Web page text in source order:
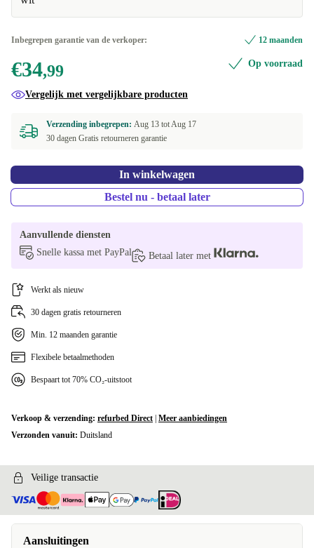
Inbegrepen garantie van de verkoper: 12 maanden
€34,99 Op voorraad
Vergelijk met vergelijkbare producten
Verzending inbegrepen: Aug 13 totAug 17
30 dagen Gratis retourneren garantie
In winkelwagen
Bestel nu - betaal later
Aanvullende diensten
Snelle kassa met PayPal
Betaal later met
Werkt als nieuw
30 dagen gratis retourneren
Min. 12 maanden garantie
Flexibele betaalmethoden
Bespaart tot 70% CO₂-uitstoot
Verkoop & verzending: refurbed Direct Meer aanbiedingen
Verzonden vanuit: Duitsland
Veilige transactie
Aansluitingen